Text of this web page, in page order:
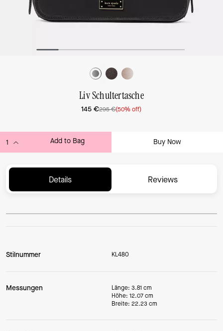
Liv Schultertasche
145 €295 €(50% off)
Add to Bag Buy Now
Details Reviews
Stilnummer KL480
Messungen
Länge: 3.81 cm
Höhe: 12.07 cm
Breite: 22.23 cm